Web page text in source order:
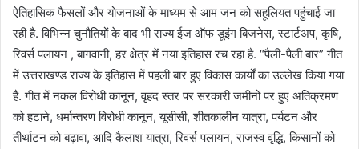
ऐतिहासिक फैसलों और योजनाओं के माध्यम से आम जन को सहूलियत पहुंचाई जा
रही है. विभिन्न चुनौतियों के बाद भी राज्य ईज ऑफ डूइंग बिजनेस, स्टार्टअप, कृषि,
रिवर्स पलायन , बागवानी, हर क्षेत्र में नया इतिहास रच रहा है. “पैली-पैली बार” गीत
में उत्तराखण्ड राज्य के इतिहास में पहली बार हुए विकास कार्यों का उल्लेख किया गया
है. गीत में नकल विरोधी कानून, वृहद स्तर पर सरकारी जमीनों पर हुए अतिक्रमण
को हटाने, धर्मान्तरण विरोधी कानून, यूसीसी, शीतकालीन यात्रा, पर्यटन और
तीर्थाटन को बढ़ावा, आदि कैलाश यात्रा, रिवर्स पलायन, राजस्व वृद्धि, किसानों को